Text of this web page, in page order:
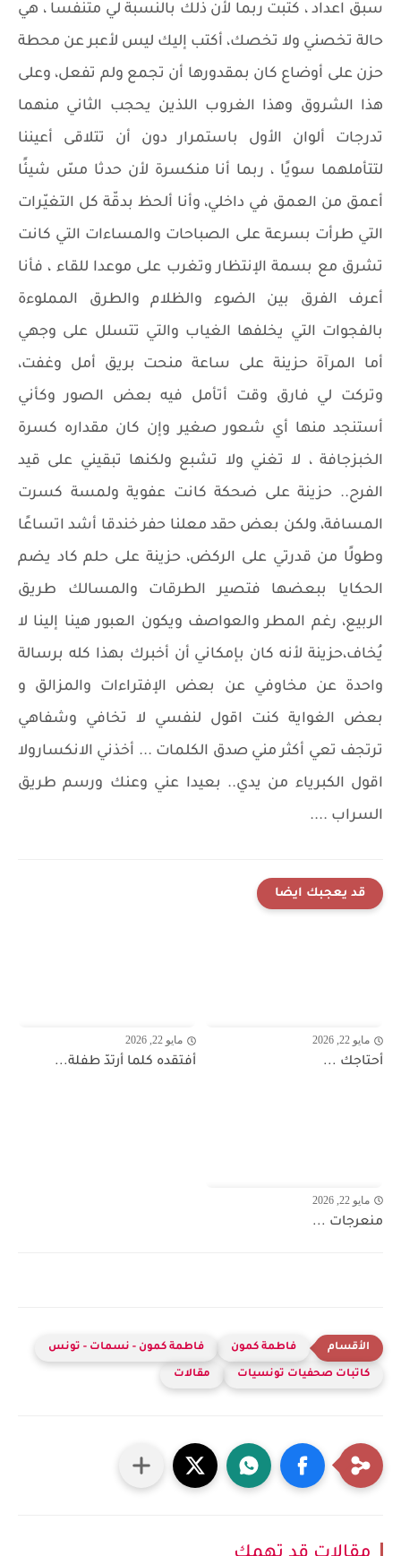
سبق اعداد ، كتبت ربما لأن ذلك بالنسبة لي متنفسا ، هي
حالة تخصني ولا تخصك، أكتب إليك ليس لأعبر عن محطة
حزن على أوضاع كان بمقدورها أن تجمع ولم تفعل، وعلى
هذا الشروق وهذا الغروب اللذين يحجب الثاني منهما
تدرجات ألوان الأول باستمرار دون أن تتلاقى أعيننا
لتتأملهما سويًا ، ربما أنا منكسرة لأن حدثا مسّ شيئًا
أعمق من العمق في داخلي، وأنا ألحظ بدقّة كل التغيّرات
التي طرأت بسرعة على الصباحات والمساءات التي كانت
تشرق مع بسمة الإنتظار وتغرب على موعدا للقاء ، فأنا
أعرف الفرق بين الضوء والظلام والطرق المملوءة
بالفجوات التي يخلفها الغياب والتي تتسلل على وجهي
أما المرآة حزينة على ساعة منحت بريق أمل وغفت،
وتركت لي فارق وقت أتأمل فيه بعض الصور وكأني
أستنجد منها أي شعور صغير وإن كان مقداره كسرة
الخبزجافة ، لا تغني ولا تشبع ولكنها تبقيني على قيد
الفرح.. حزينة على ضحكة كانت عفوية ولمسة كسرت
المسافة، ولكن بعض حقد معلنا حفر خندقا أشد اتساعًا
وطولًا من قدرتي على الركض، حزينة على حلم كاد يضم
الحكايا ببعضها فتصير الطرقات والمسالك طريق
الربيع، رغم المطر والعواصف ويكون العبور هينا إلينا لا
يُخاف،حزينة لأنه كان بإمكاني أن أخبرك بهذا كله برسالة
واحدة عن مخاوفي عن بعض الإفتراءات والمزالق و
بعض الغواية كنت اقول لنفسي لا تخافي وشفاهي
ترتجف تعي أكثر مني صدق الكلمات ... أخذني الانكسارولا
اقول الكبرياء من يدي.. بعيدا عني وعنك ورسم طريق
السراب ....
قد يعجبك ايضا
مايو 22, 2026
أحتاجك ...
مايو 22, 2026
أفتقده كلما أرتدّ طفلة...
مايو 22, 2026
منعرجات ...
فاطمة كمون فاطمة كمون - نسمات - تونس
كاتبات صحفيات تونسيات مقالات